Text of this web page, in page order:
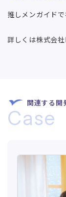
推しメンガイド
詳しくは株式会
関連する開
Case